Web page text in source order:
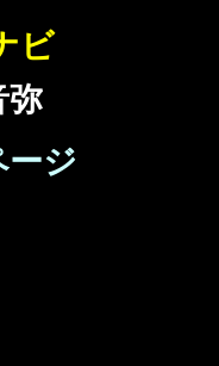
ビ
弥
ジ